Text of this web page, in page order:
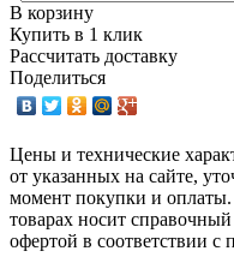
В корзину
Купить в 1 клик
Рассчитать доставку
Поделиться
Цены и технические
от указанных на сайте,
момент покупки и
товарах носит
офертой в соответствии